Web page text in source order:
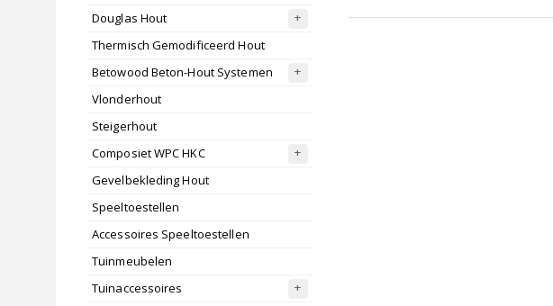
Douglas Hout
Thermisch Gemodificeerd Hout
Betowood Beton-Hout Systemen
Vlonderhout
Steigerhout
Composiet WPC HKC
Gevelbekleding Hout
Speeltoestellen
Accessoires Speeltoestellen
Tuinmeubelen
Tuinaccessoires